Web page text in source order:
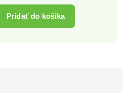
Pridať do košíka